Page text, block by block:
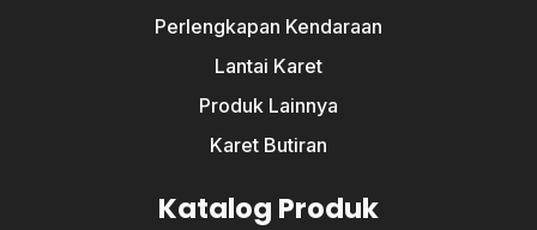
Perlengkapan Kendaraan
Lantai Karet
Produk Lainnya
Karet Butiran
Katalog Produk